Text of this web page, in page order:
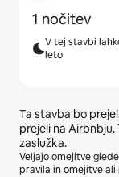
1 nočitev
V tej stavbi
leto
Ta stavba bo
prejeli na
zaslužka.
Veljajo omejitve
pravila in omejitve ali